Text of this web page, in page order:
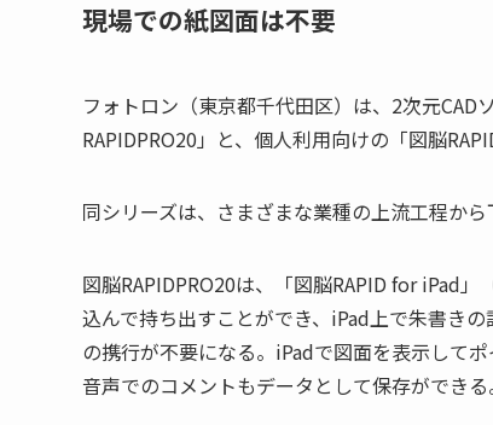
現場での紙図面は不要
フォトロン（東京都千代田区）は、2次元
RAPIDPRO20」と、個人利用向けの「図脳
同シリーズは、さまざまな業種の上流工程か
図脳RAPIDPRO20は、「図脳RAPID for iPad
込んで持ち出すことができ、iPad上で朱書き
の携行が不要になる。iPadで図面を表示して
音声でのコメントもデータとして保存ができる